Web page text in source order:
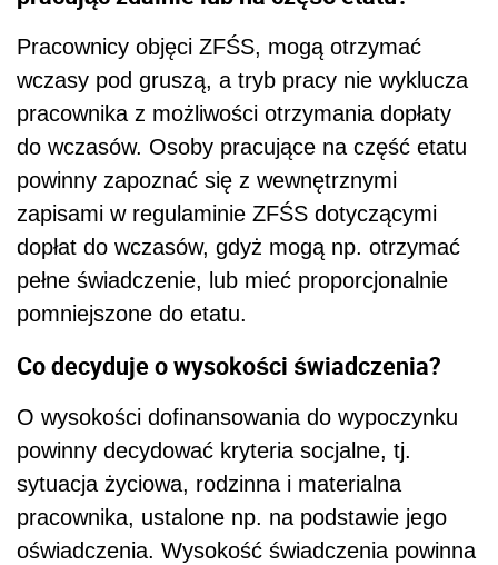
Pracownicy objęci ZFŚS, mogą otrzymać
wczasy pod gruszą, a tryb pracy nie wyklucza
pracownika z możliwości otrzymania dopłaty
do wczasów. Osoby pracujące na część etatu
powinny zapoznać się z wewnętrznymi
zapisami w regulaminie ZFŚS dotyczącymi
dopłat do wczasów, gdyż mogą np. otrzymać
pełne świadczenie, lub mieć proporcjonalnie
pomniejszone do etatu.
Co decyduje o wysokości świadczenia?
O wysokości dofinansowania do wypoczynku
powinny decydować kryteria socjalne, tj.
sytuacja życiowa, rodzinna i materialna
pracownika, ustalone np. na podstawie jego
oświadczenia. Wysokość świadczenia powinna